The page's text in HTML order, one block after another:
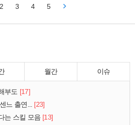
2 3 4 5
월간 이슈
부도 [17]
느 출연... [23]
는 스킬 모음 [13]